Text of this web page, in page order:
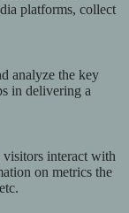
platforms, collect
analyze the key
in delivering a
interact with
on metrics the